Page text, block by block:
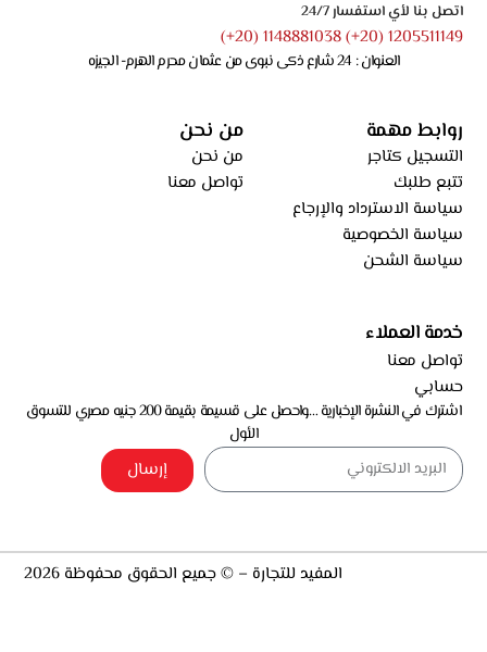
اتصل بنا لأي استفسار 24/7
1205511149 (20+) 1148881038 (20+)
العنوان : 24 شارع ذكى نبوى من عثمان محرم الهرم- الجيزه
روابط مهمة
التسجيل كتاجر
تتبع طلبك
سياسة الاسترداد والإرجاع
سياسة الخصوصية
سياسة الشحن
من نحن
من نحن
تواصل معنا
خدمة العملاء
تواصل معنا
حسابي
اشترك في النشرة الإخبارية …واحصل على قسيمة بقيمة 200 جنيه مصري للتسوق
الأول
إرسال
المفيد للتجارة – © جميع الحقوق محفوظة 2026